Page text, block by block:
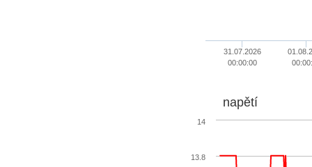
31.07.2026
00:00:00
napětí
13.8
14